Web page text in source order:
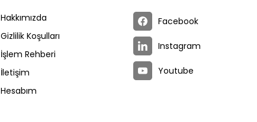
Hakkımızda
Gizlilik Koşulları
İşlem Rehberi
İletişim
Hesabım
Facebook
Instagram
Youtube